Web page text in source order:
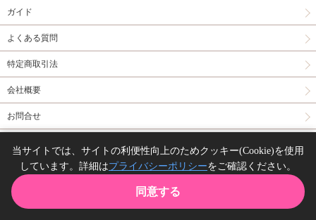
ガイド
よくある質問
特定商取引法
会社概要
お問合せ
Copyright(C) comicomi studio. All right reserved.
当サイトでは、サイトの利便性向上のためクッキー(Cookie)を使用
しています。詳細はプライバシーポリシーをご確認ください。
同意する